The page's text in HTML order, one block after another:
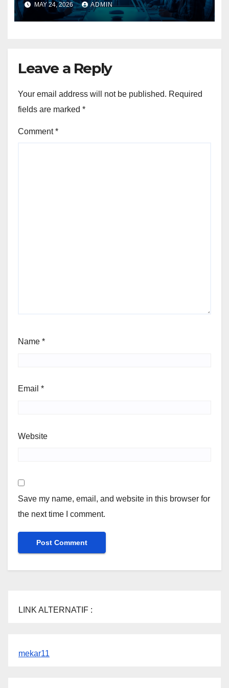
MAY 24, 2026 ADMIN
Leave a Reply
Your email address will not be published. Required
fields are marked *
Comment*
Name *
Email *
Website
Save my name, email, and website in this browser for
the next time I comment.
LINK ALTERNATIF :
mekar11